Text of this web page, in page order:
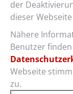
der
dieser
Nähere
Benutzer
Webseite
zu.